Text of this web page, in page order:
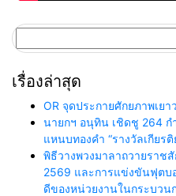
สำหรับ:
เรื่องล่าสุด
OR จุดประกายศักยภาพเย
นายกฯ อนุทิน เชิดชู 264
แหนบทองคำ “รางวัลเกียร
พิธีวางพวงมาลาถวายราช
2569 และการแข่งขันฟุต
ดีของหน่วยงานในกระบวน